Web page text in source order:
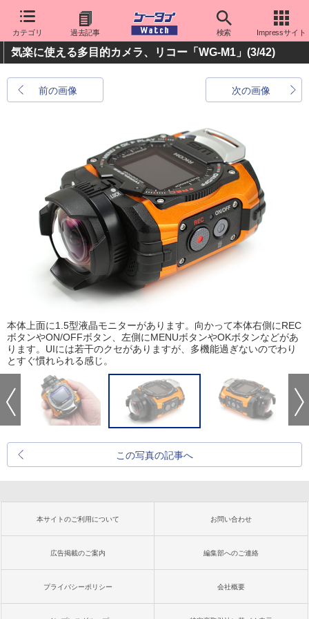
カテゴリ 過去記事 検索 Impressサイト
気楽に使える多目的カメラ、リコー「WG-M1」 (3/42)
前の画像 次の画像
本体上面に1.5型液晶モニターがあります。向かって本体右側にREC
ボタンやON/OFFボタン、左側にMENUボタンやOKボタンなどがあ
ります。UIには若干のクセがありますが、多機能過ぎないのでわり
とすぐ慣れられる感じ。
この写真の記事へ
本サイトのご利用について お問い合わせ
広告掲載のご案内 編集部へのご連絡
プライバシーポリシー 会社概要